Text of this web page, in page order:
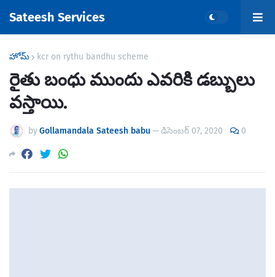
Sateesh Services
హోమ్ kcr on rythu bandhu scheme
రైతు బంధు ముందు ఎవరికి డబ్బులు
వస్తాయి.
byGollamandala Sateesh babu —డిసెంబర్ 07, 2020 0